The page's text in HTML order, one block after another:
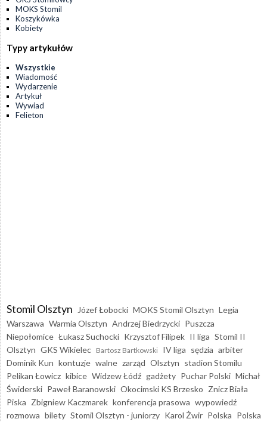
MOKS Stomil
Koszykówka
Kobiety
Typy artykułów
Wszystkie
Wiadomość
Wydarzenie
Artykuł
Wywiad
Felieton
Stomil Olsztyn Józef Łobocki MOKS Stomil Olsztyn Legia
Warszawa Warmia Olsztyn Andrzej Biedrzycki Puszcza
Niepołomice Łukasz Suchocki Krzysztof Filipek II liga Stomil II
Olsztyn GKS Wikielec Bartosz Bartkowski IV liga sędzia arbiter
Dominik Kun kontuzje walne zarząd Olsztyn stadion Stomilu
Pelikan Łowicz kibice Widzew Łódź gadżety Puchar Polski Michał
Świderski Paweł Baranowski Okocimski KS Brzesko Znicz Biała
Piska Zbigniew Kaczmarek konferencja prasowa wypowiedź
rozmowa bilety Stomil Olsztyn - juniorzy Karol Żwir Polska Polska